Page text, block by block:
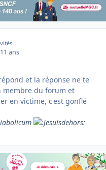
11 ans
et la réponse ne te
membre du forum et
en victime, c'est gonflé